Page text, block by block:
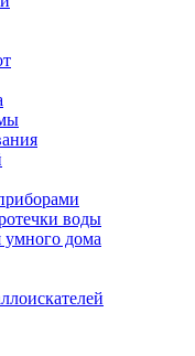
воды
умного дома